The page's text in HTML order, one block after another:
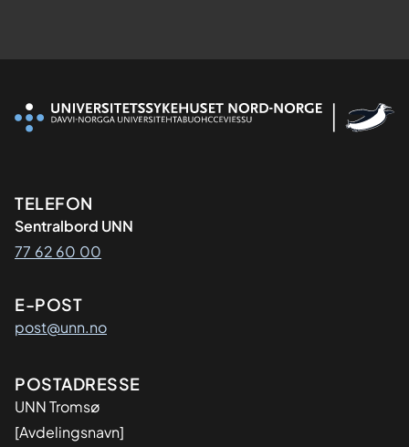
Kontaktinformasjon
TELEFON
Sentralbord UNN
77 62 60 00
E-POST
post@unn.no
Adresse
POSTADRESSE
UNN Tromsø
[Avdelingsnavn]